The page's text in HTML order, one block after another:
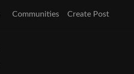
Communities Create Post